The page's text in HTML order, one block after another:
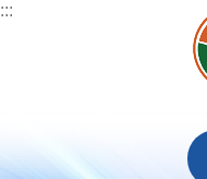
跳到主要內容區塊
:::